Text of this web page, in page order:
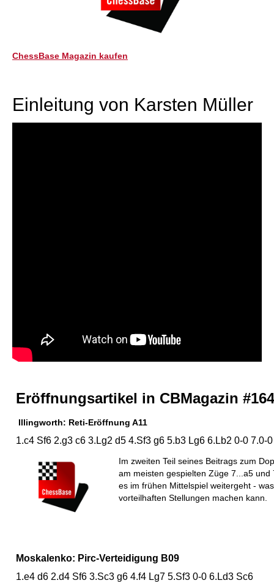
ChessBase Magazin kaufen
Einleitung von Karsten Müller
Eröffnungsartikel in CBMagazin #164
Illingworth: Reti-Eröffnung A11
1.c4 Sf6 2.g3 c6 3.Lg2 d5 4.Sf3 g6 5.b3 Lg6 6.Lb2 0-0 7.0-0
Im zweiten Teil seines Beitrags zum
am meisten gespielten Züge 7...a5
es im frühen Mittelspiel weitergeht -
vorteilhaften Stellungen machen kann.
Moskalenko: Pirc-Verteidigung B09
1.e4 d6 2.d4 Sf6 3.Sc3 g6 4.f4 Lg7 5.Sf3 0-0 6.Ld3 Sc6